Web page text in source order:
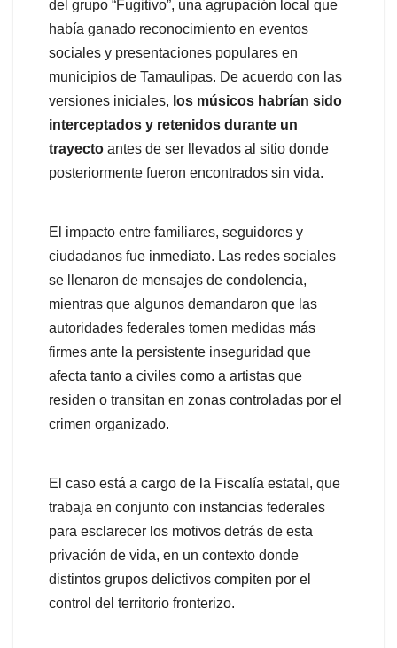
del grupo “Fugitivo”, una agrupación local que
había ganado reconocimiento en eventos
sociales y presentaciones populares en
municipios de Tamaulipas. De acuerdo con las
versiones iniciales, los músicos habrían sido
interceptados y retenidos durante un
trayecto antes de ser llevados al sitio donde
posteriormente fueron encontrados sin vida.
El impacto entre familiares, seguidores y
ciudadanos fue inmediato. Las redes sociales
se llenaron de mensajes de condolencia,
mientras que algunos demandaron que las
autoridades federales tomen medidas más
firmes ante la persistente inseguridad que
afecta tanto a civiles como a artistas que
residen o transitan en zonas controladas por el
crimen organizado.
El caso está a cargo de la Fiscalía estatal, que
trabaja en conjunto con instancias federales
para esclarecer los motivos detrás de esta
privación de vida, en un contexto donde
distintos grupos delictivos compiten por el
control del territorio fronterizo.